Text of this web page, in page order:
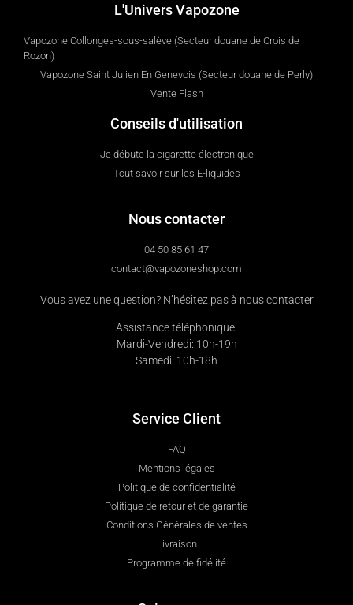
L'Univers Vapozone
Vapozone Collonges-sous-salève (Secteur douane de Crois de
Rozon)
Vapozone Saint Julien En Genevois (Secteur douane de Perly)
Vente Flash
Conseils d'utilisation
Je débute la cigarette électronique
Tout savoir sur les E-liquides
Nous contacter
04 50 85 61 47
contact@vapozoneshop.com
Vous avez une question? N’hésitez pas à nous contacter
Assistance téléphonique:
Mardi-Vendredi: 10h-19h
Samedi: 10h-18h
Service Client
FAQ
Mentions légales
Politique de confidentialité
Politique de retour et de garantie
Conditions Générales de ventes
Livraison
Programme de fidélité